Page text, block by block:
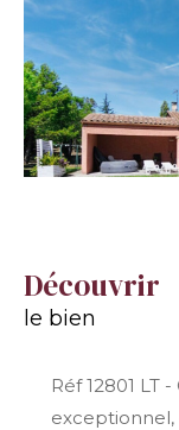
découvrir
le bien
Réf 12801 LT
exceptionnel,